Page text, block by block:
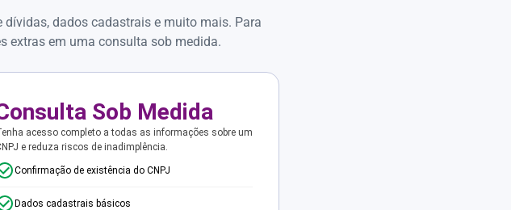
dados cadastrais e muito mais. Para
extras em uma consulta sob medida.
Sob Medida
acesso completo a todas as informações sobre um
e reduza riscos de inadimplência.
Confirmação de existência do CNPJ
Dados cadastrais básicos